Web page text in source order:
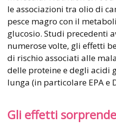
le associazioni tra olio di
pesce magro con il
glucosio. Studi precedenti
numerose volte, gli effetti
di rischio associati alle
delle proteine e degli acidi
lunga (in particolare EPA e
Gli effetti